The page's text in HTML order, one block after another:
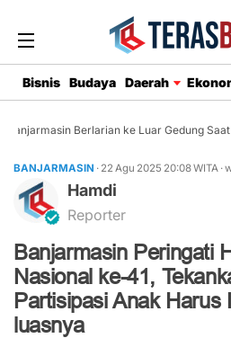
Bisnis Budaya Daerah
Berlarian ke Luar Gedung Saat
BANJARMASIN · 22 Agu 2025 20:08WITA ·
Hamdi
Reporter
Banjarmasin Peringati
Nasional ke-41,
Partisipasi Anak Harus
luasnya